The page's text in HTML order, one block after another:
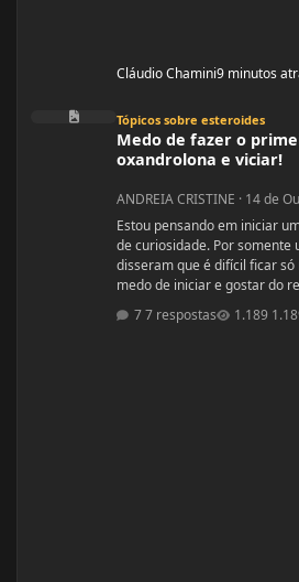
Cláudio Chamini9 minutos
Medo de fazer o primeiro ciclo com
Tópicos sobre esteroides
Medo de fazer o
oxandrolona e viciar!
ANDREIA CRISTINE · 14 de
Estou pensando em iniciar
de curiosidade. Por somente
disseram que é difícil ficar
medo de iniciar e gostar do
ficar com auto estima baixo.
maior...kkkkk
7 respostas